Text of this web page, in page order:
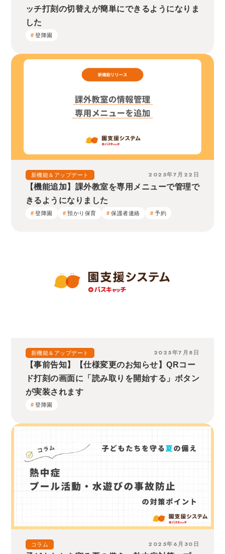
ッチ打刻の切替えが簡単にできるようになりま
した
登降園
新機能＆アップデート 2025年7月22日
【機能追加】課外教室を専用メニューで管理で
きるようになりました
登降園 預かり保育 保護者連絡 予約
新機能＆アップデート 2025年7月8日
【事前告知】【仕様変更のお知らせ】QRコー
ド打刻の画面に「読み取りを開始する」ボタン
が実装されます
登降園
コラム 2025年6月30日